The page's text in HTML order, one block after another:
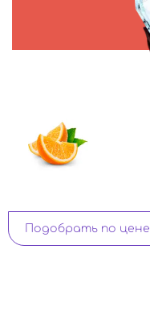
Подобрать по цене